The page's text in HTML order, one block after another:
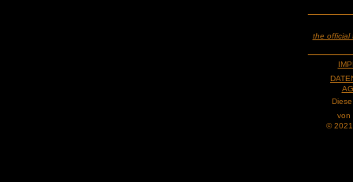
the official
von
©